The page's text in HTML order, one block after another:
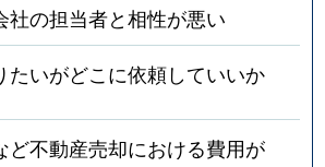
社の担当者と相性が悪い
たいがどこに依頼していいか
ど不動産売却における費用が